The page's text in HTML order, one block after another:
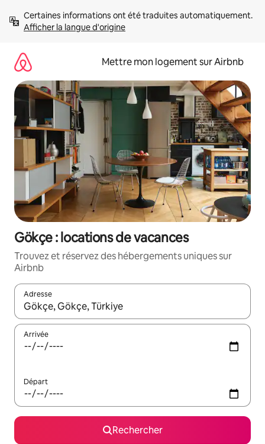
directement
Afficher la langue d'origine
Mettre mon logement sur Airbnb
Gökçe : locations de vacances
Trouvez et réservez des hébergements uniques sur
Airbnb
Adresse
Lorsque les résultats s'affichent, utilisez les flèches vers le
Arrivée
Départ
Rechercher